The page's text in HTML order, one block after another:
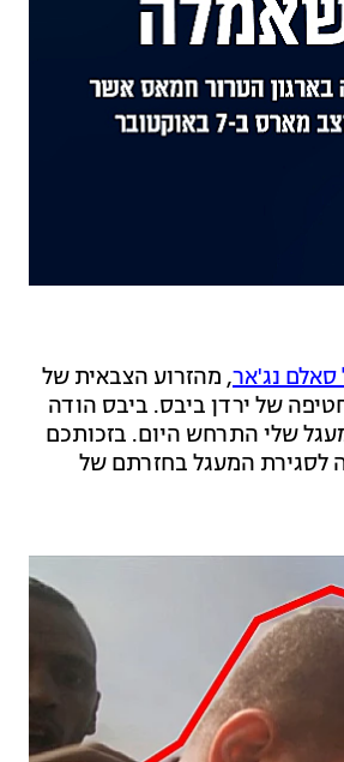
, מהזרוע הצבאית של
7 באוקטובר והשתתף בחטיפה של ירדן ביבס. ביבס הודה
שלי התרחש היום. בזכותכם
לסגירת המעגל בחזרתם של